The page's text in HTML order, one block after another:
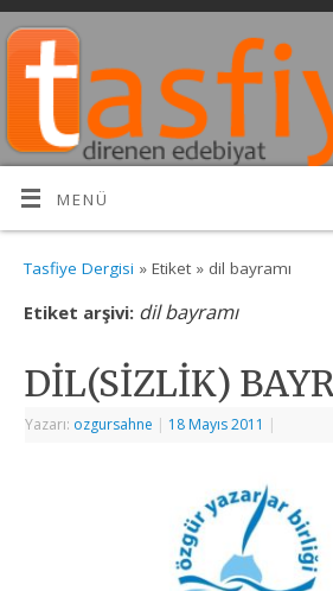
MENÜ
Tasfiye Dergisi » Etiket » dil bayramı
Etiket arşivi: dil bayramı
DİL(SİZLİK)
Yazarı: ozgursahne | 18 Mayıs 2011 |